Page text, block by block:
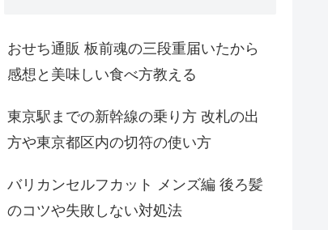
おせち通販 板前魂の三段重届いたから
感想と美味しい食べ方教える
東京駅までの新幹線の乗り方 改札の出
方や東京都区内の切符の使い方
バリカンセルフカット メンズ編 後ろ髪
のコツや失敗しない対処法